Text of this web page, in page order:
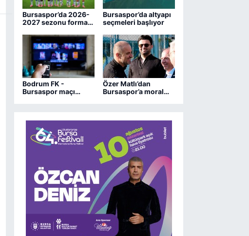
Bursaspor’da 2026-
2027 sezonu forma
Bursaspor’da altyapı
seçmeleri başlıyor
Bodrum FK -
Bursaspor maçı
Özer Matlı’dan
Bursaspor’a moral